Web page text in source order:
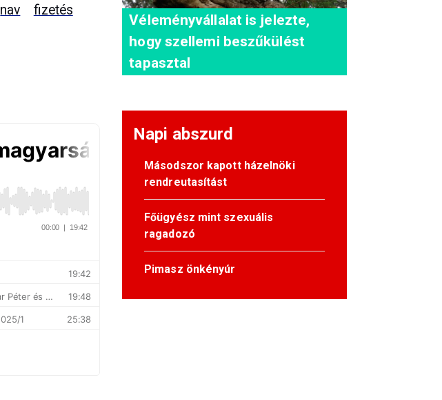
nav
fizetés
Véleményvállalat is jelezte,
hogy szellemi beszűkülést
tapasztal
Napi abszurd
Másodszor kapott házelnöki
rendreutasítást
Főügyész mint szexuális
ragadozó
Pimasz önkényúr